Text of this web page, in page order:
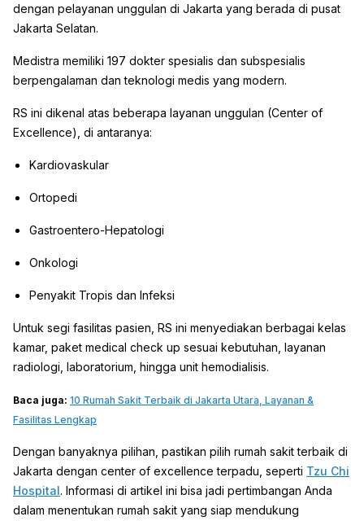
dengan pelayanan unggulan di Jakarta yang berada di pusat
Jakarta Selatan.
Medistra memiliki 197 dokter spesialis dan subspesialis
berpengalaman dan teknologi medis yang modern.
RS ini dikenal atas beberapa layanan unggulan (Center of
Excellence), di antaranya:
Kardiovaskular
Ortopedi
Gastroentero-Hepatologi
Onkologi
Penyakit Tropis dan Infeksi
Untuk segi fasilitas pasien, RS ini menyediakan berbagai kelas
kamar, paket medical check up sesuai kebutuhan, layanan
radiologi, laboratorium, hingga unit hemodialisis.
Baca juga: 10 Rumah Sakit Terbaik di Jakarta Utara, Layanan &
Fasilitas Lengkap
Dengan banyaknya pilihan, pastikan pilih rumah sakit terbaik di
Jakarta dengan center of excellence terpadu, seperti Tzu Chi
Hospital. Informasi di artikel ini bisa jadi pertimbangan Anda
dalam menentukan rumah sakit yang siap mendukung